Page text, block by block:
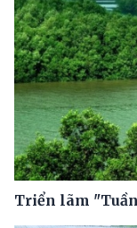
Triển lãm